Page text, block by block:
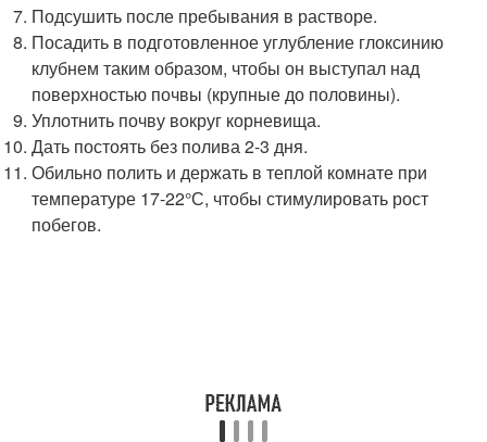
Подсушить после пребывания в растворе.
Посадить в подготовленное углубление глоксинию
клубнем таким образом, чтобы он выступал над
поверхностью почвы (крупные до половины).
Уплотнить почву вокруг корневища.
Дать постоять без полива 2-3 дня.
Обильно полить и держать в теплой комнате при
температуре 17-22°С, чтобы стимулировать рост
побегов.